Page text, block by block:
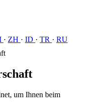
· ZH · ID · TR · RU
um Ihnen beim